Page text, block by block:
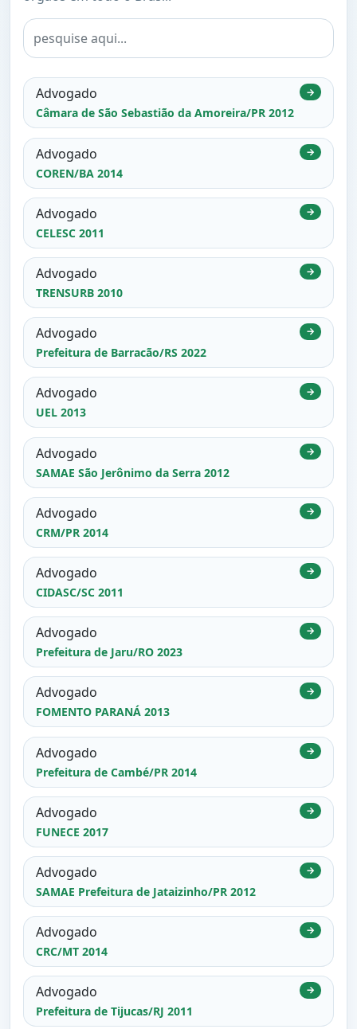
Advogado
Câmara de São Sebastião da Amoreira/PR 2012
→
Advogado
COREN/BA 2014
→
Advogado
CELESC 2011
→
Advogado
TRENSURB 2010
→
Advogado
Prefeitura de Barracão/RS 2022
→
Advogado
UEL 2013
→
Advogado
SAMAE São Jerônimo da Serra 2012
→
Advogado
CRM/PR 2014
→
Advogado
CIDASC/SC 2011
→
Advogado
Prefeitura de Jaru/RO 2023
→
Advogado
FOMENTO PARANÁ 2013
→
Advogado
Prefeitura de Cambé/PR 2014
→
Advogado
FUNECE 2017
→
Advogado
SAMAE Prefeitura de Jataizinho/PR 2012
→
Advogado
CRC/MT 2014
→
Advogado
Prefeitura de Tijucas/RJ 2011
→